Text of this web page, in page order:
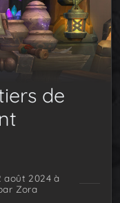
de
août 2024 à
Zora